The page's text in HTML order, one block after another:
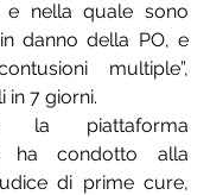
e nella quale sono
danno della PO, e
multiple”,
in 7 giorni.
la piattaforma
ha condotto alla
di prime cure,